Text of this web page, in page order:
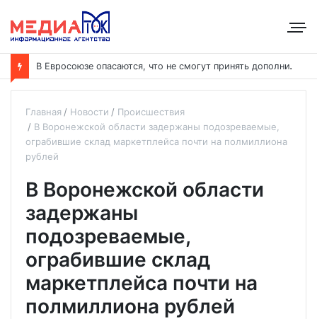
ВЕвросоюзе опасаются, что не смогут принять дополнительных участников
Главная Новости
Происшествия
В Воронежской области задержаны подозреваемые,
ограбившие склад маркетплейса почти на полмиллиона
рублей
В Воронежской области
задержаны
подозреваемые,
ограбившие склад
маркетплейса почти на
полмиллиона рублей